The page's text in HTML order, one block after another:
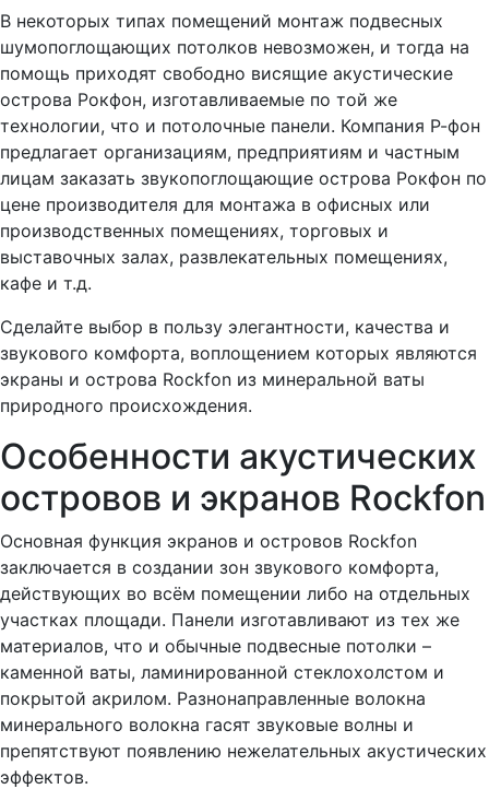
В некоторых типах помещений монтаж подвесных
шумопоглощающих потолков невозможен, и тогда на
помощь приходят свободно висящие акустические
острова Рокфон, изготавливаемые по той же
технологии, что и потолочные панели. Компания Р-фон
предлагает организациям, предприятиям и частным
лицам заказать звукопоглощающие острова Рокфон по
цене производителя для монтажа в офисных или
производственных помещениях, торговых и
выставочных залах, развлекательных помещениях,
кафе и т.д.
Сделайте выбор в пользу элегантности, качества и
звукового комфорта, воплощением которых являются
экраны и острова Rockfon из минеральной ваты
природного происхождения.
Особенности акустических
островов и экранов Rockfon
Основная функция экранов и островов Rockfon
заключается в создании зон звукового комфорта,
действующих во всём помещении либо на отдельных
участках площади. Панели изготавливают из тех же
материалов, что и обычные подвесные потолки –
каменной ваты, ламинированной стеклохолстом и
покрытой акрилом. Разнонаправленные волокна
минерального волокна гасят звуковые волны и
препятствуют появлению нежелательных акустических
эффектов.